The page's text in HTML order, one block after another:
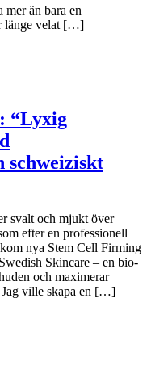
än bara en
länge velat […]
“Lyxig
schweiziskt
svalt och mjukt över
efter en professionell
nya Stem Cell Firming
Skincare – en bio-
och maximerar
Jag ville skapa en […]